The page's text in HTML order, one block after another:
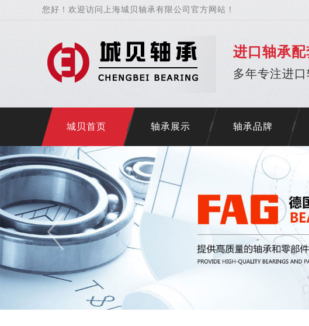
您好！欢迎访问上海城贝轴承有限公司官方网站！
进口轴承
多年专注进
城贝首页 轴承展示 轴承品牌